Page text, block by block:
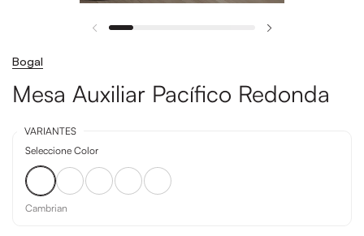
Bogal
Mesa Auxiliar Pacífico Redonda
VARIANTES
Seleccione Color
Cambrian
Artic MangoRobleSoul Blanco
Cambrian